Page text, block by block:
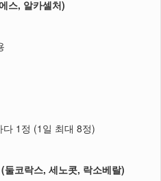
스, 알카셀처)
1정 (1일 최대 8정)
코락스, 세노콧, 락소베랄)